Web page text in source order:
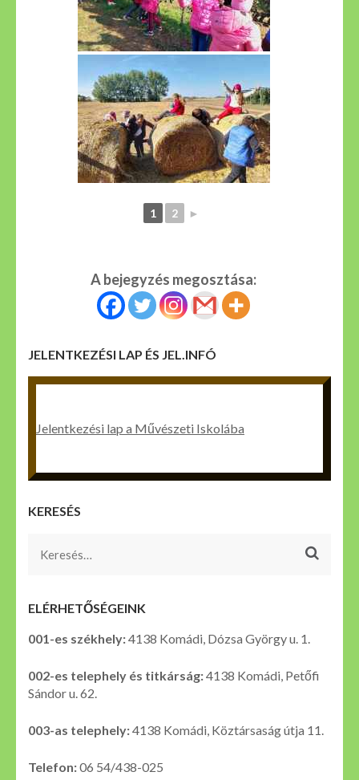
1 2 ►
A bejegyzés megosztása:
JELENTKEZÉSI LAP ÉS JEL.INFÓ
Jelentkezési lap a Művészeti Iskolába
KERESÉS
Keresés:
ELÉRHETŐSÉGEINK
001-es székhely:4138 Komádi, Dózsa György u. 1.
002-es telephely és titkárság:4138 Komádi, Petőfi
Sándor u. 62.
003-as telephely:4138 Komádi, Köztársaság útja 11.
Telefon:06 54/438-025